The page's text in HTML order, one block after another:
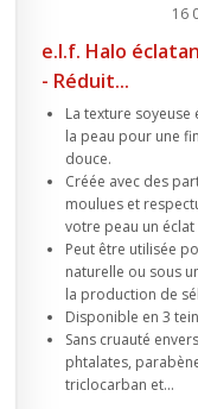
16
e.l.f. Halo
- Réduit...
La texture
la peau pour une
douce.
Créée avec des
moulues et
votre peau un éclat
Peut être utilisée
naturelle ou sous
la production de
Disponible en 3
Sans cruauté
phtalates,
triclocarban et...